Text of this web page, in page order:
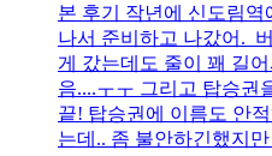
본 후기 작년에 신도림
나서 준비하고 나갔어.
게 갔는데도 줄이 꽤 길
음....ㅜㅜ 그리고 탑승권
끝! 탑승권에 이름도 안
는데.. 좀 불안하긴했지